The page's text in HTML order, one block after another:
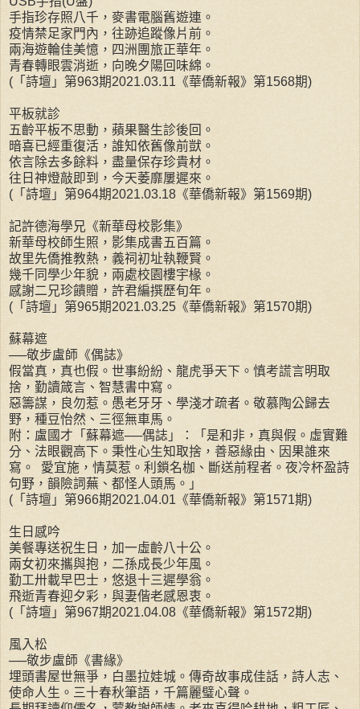
手指珍存照八千，麥書電腦舊遊連。
疫情禁足家門內，往跡追蹤像片前。
兩海遊輪佳美憶，四洲團旅正華年。
青春轉眼雲消逝，向晚夕陽回味綿。
(「詩壇」第963期2021.03.11《華僑新報》第1568期)
平板就診
五齡平板不思動，蘋果醫生診後回。
暗喜已經重復活，誰知依舊像前獃。
依言除去多餘料，盡量保存珍貴材。
往日神燈敲即到，今天萎靡屢遲來。
(「詩壇」第964期2021.03.18《華僑新報》第1569期)
記許德海學兄《新華母校影集》
新華母校師生照，影集成書五百篇。
故里先僑推教熱，義祠初址執鞭賢。
幾千同學少年貌，兩處校園樓宇椽。
感謝二兄珍饋贈，許君編撰歷旬年。
(「詩壇」第965期2021.03.25《華僑新報》第1570期)
蘇幕遮
──敬步盧師《偶誌》
假當真，真也假。世事紛紛、龍虎爭天下。慎考謊言明取
捨，勤讀箴言、智慧書中寫。
惡籌謀，良勿惹。愚老牙牙、學淺才疏者。敬慕陶公歸去
野，種豆怡然、三徑無車馬。
附：盧國才「蘇幕遮──偶誌」：「是和非，真與假。虛實難
分、法眼觀高下。秉性心生知取捨，善惡緣由、因果誰來
寫。 愛宜施，情莫惹。利鎖名枷、斷送前程者。夜冷杯盈詩
句野，韻險詞蕪、都怪人頭馬。」
(「詩壇」第966期2021.04.01《華僑新報》第1571期)
生日感吟
美餐專送祝生日，加一虛齡八十公。
兩女初來攜與抱，二孫成長少年風。
勤工卅載早巴士，悠退十三遲學翁。
飛逝青春迎夕彩，與妻偕老感恩衷。
(「詩壇」第967期2021.04.08《華僑新報》第1572期)
風入松
──敬步盧師《書緣》
埋頭書屋世無爭，白墨拉娃城。傳奇故事成佳話，詩人志、
使命人生。三十春秋筆語，千篇麗璧心聲。